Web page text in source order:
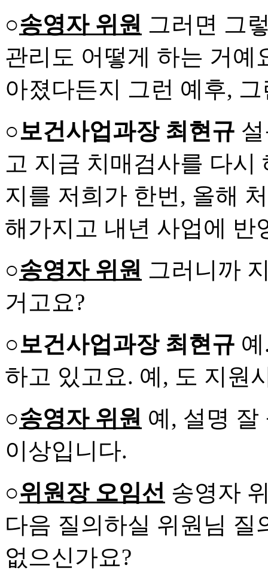
○송영자 위원 그러면 그
관리도 어떻게 하는 거예
아졌다든지 그런 예후,
○보건사업과장 최현규
고 지금 치매검사를 다시
지를 저희가 한번, 올해
해가지고 내년 사업에 반
○송영자 위원 그러니까
거고요?
○보건사업과장 최현규
하고 있고요. 예, 도 지원
○송영자 위원 예, 설명 잘
이상입니다.
○위원장 오임선 송영자
다음 질의하실 위원님 질
없으신가요?